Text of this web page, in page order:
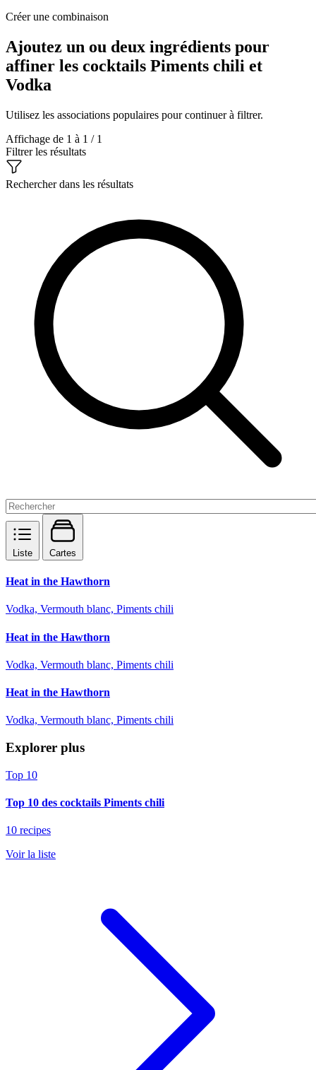
Créer une combinaison
Ajoutez un ou deux ingrédients pour
affiner les cocktails Piments chili et
Vodka
Utilisez les associations populaires pour continuer à filtrer.
Affichage de 1 à 1 / 1
Filtrer les résultats
Rechercher dans les résultats
Liste Cartes
Heat in the Hawthorn
Vodka, Vermouth blanc, Piments chili
Heat in the Hawthorn
Vodka, Vermouth blanc, Piments chili
Heat in the Hawthorn
Vodka, Vermouth blanc, Piments chili
Explorer plus
Top 10
Top 10 des cocktails Piments chili
10 recipes
Voir la liste